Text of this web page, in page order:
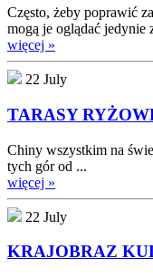
Często, żeby poprawić
mogą je oglądać jedynie
więcej »
22 July
TARASY
Chiny wszystkim na
tych gór od ...
więcej »
22 July
KRAJOBRAZ